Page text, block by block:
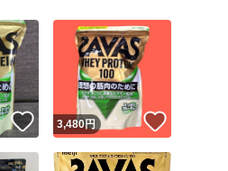
いいね！
3,480円